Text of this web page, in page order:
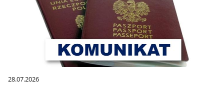
28.07.2026